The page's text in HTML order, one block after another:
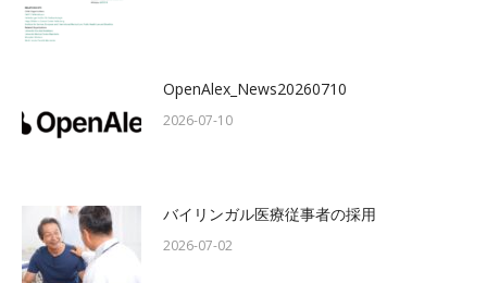
OpenAlex_News20260710
2026-07-10
バイリンガル医療従事者の採用
2026-07-02